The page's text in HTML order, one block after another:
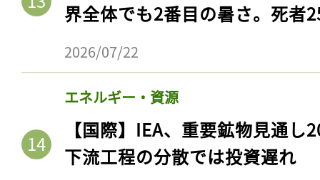
界全体でも2番目の暑さ。死者
2026/07/22
エネルギー・資源
【国際】IEA、重要鉱物見通
下流工程の分散では投資遅れ